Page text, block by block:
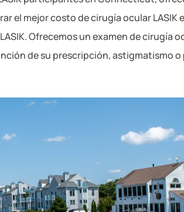
el mejor costo de cirugía ocular
Ofrecemos un examen de cirugía
de su prescripción, astigmatismo